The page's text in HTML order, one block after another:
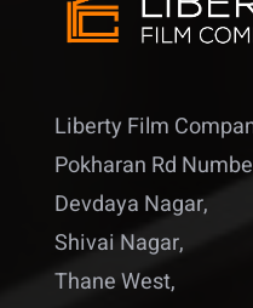
Liberty Film
Pokharan Rd
Devdaya Nagar,
Shivai Nagar,
Thane West,